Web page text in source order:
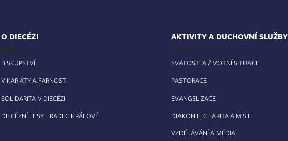
O DIECÉZI
BISKUPSTVÍ
VIKARIÁTY A FARNOSTI
SOLIDARITA V DIECÉZI
DIECÉZNÍ LESY HRADEC KRÁLOVÉ
AKTIVITY A DUCHOVNÍ SLUŽBY
SVÁTOSTI A ŽIVOTNÍ SITUACE
PASTORACE
EVANGELIZACE
DIAKONIE, CHARITA A MISIE
VZDĚLÁVÁNÍ A MÉDIA